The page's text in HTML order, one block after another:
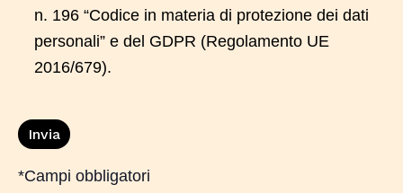
n. 196 “Codice in materia di protezione dei dati
personali” e del GDPR (Regolamento UE
2016/679).
*Campi obbligatori